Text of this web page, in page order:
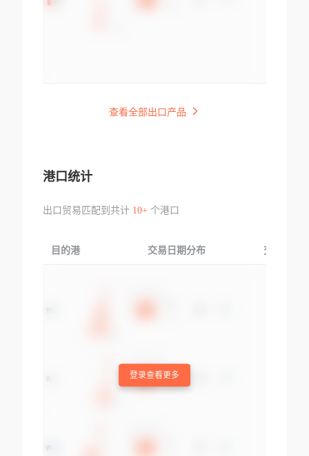
查看全部出口产品
港口统计
出口贸易匹配到共计 10+个港口
目的港 交易日期分布 交易产品
登录查看更多